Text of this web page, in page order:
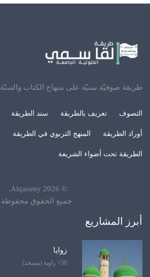
طريقة صوفيّة سنيّة على منهاج الكتاب والسنّة
التصوف تعريف بالطريقة سند الطريقة
أوراد الطريقة المنهج التربوي في الطريقة
الطريقة تحت أضواء الشريعة
©
2026
Alqasimy
.
جميع الحقوق محفوظة
أبرز المشاريع
زوايا
50+ زاوية (مسجد)